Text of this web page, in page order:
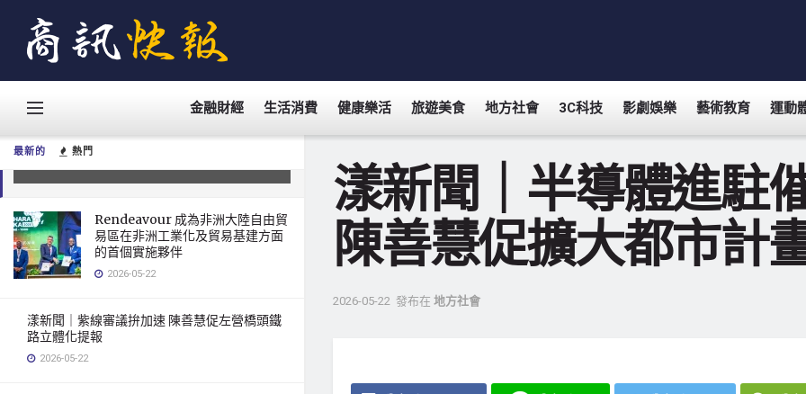
最新的 熱門
漾新聞｜半導體進駐催動橋頭甲圍發
展 陳善慧促擴大都市計畫
Rendeavour 成為非洲大陸自由貿
易區在非洲工業化及貿易基建方面
的首個實施夥伴
2026-05-22
漾新聞｜紫線審議拚加速 陳善慧促左營橋頭鐵
路立體化提報
2026-05-22
金融財經 生活消費 健康樂活 旅遊美食 地方社會 3C科技 影劇娛樂 藝術教育 運動
漾新聞｜半導體進駐
陳善慧促擴大都市計
2026-05-22 發布在 地方社會